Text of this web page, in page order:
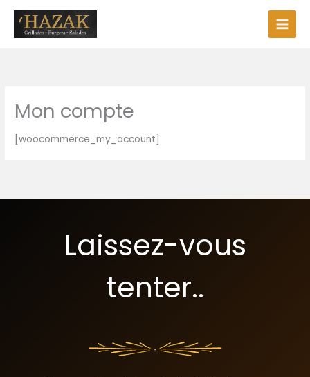
contenu
Mon compte
[woocommerce_my_account]
Laissez-vous
tenter..